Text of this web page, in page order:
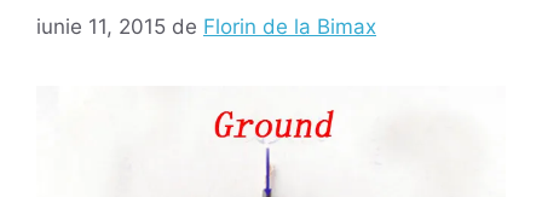
iunie 11, 2015 de Florin de la Bimax